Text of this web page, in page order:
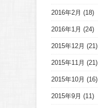
2016年2月 (18)
2016年1月 (24)
2015年12月 (21)
2015年11月 (21)
2015年10月 (16)
2015年9月 (11)